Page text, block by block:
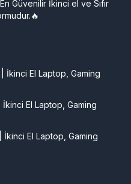
Güvenilir İkinci el ve Sıfır
İkinci El Laptop, Gaming
El Laptop, Gaming
El Laptop, Gaming